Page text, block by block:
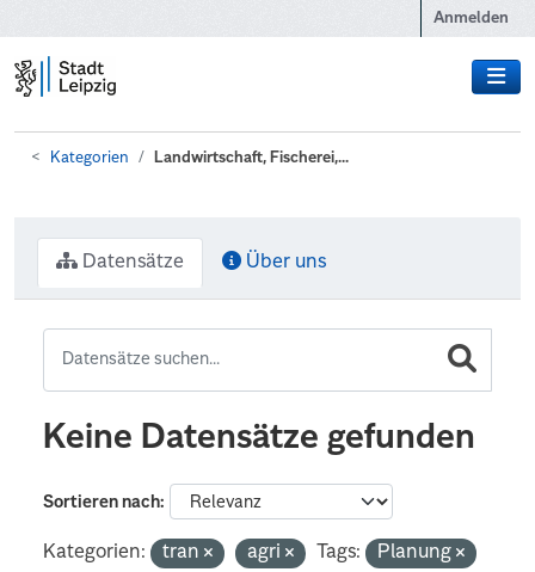
Anmelden
Kategorien Landwirtschaft, Fischerei,...
Datensätze Über uns
Keine Datensätze gefunden
Sortieren nach
Kategorien: tran agri Tags:
Planung